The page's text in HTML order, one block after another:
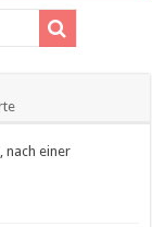
nach einer